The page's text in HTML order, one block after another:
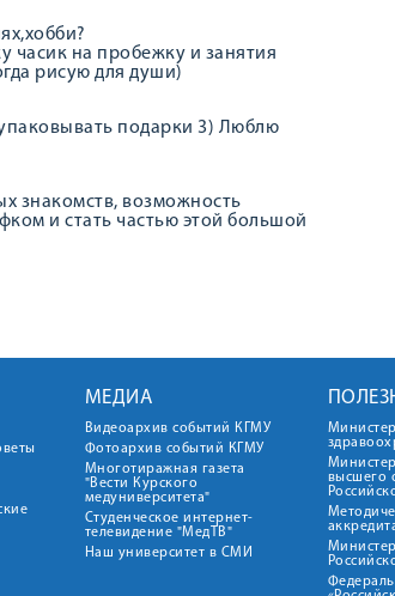
часик на пробежку и занятия
рисую для души)
подарки 3) Люблю
знакомств, возможность
и стать частью этой большой
МЕДИА
Видеоархив событий КГМУ
Фотоархив событий КГМУ
Многотиражная газета
"Вести Курского
медуниверситета"
Студенческое интернет-
телевидение "МедТВ"
Наш университет в СМИ
высшего